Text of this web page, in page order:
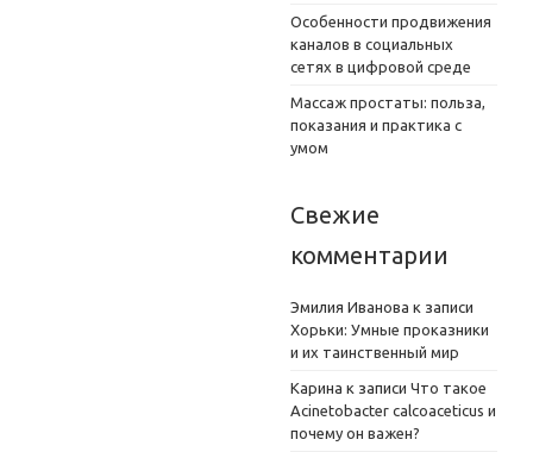
Особенности продвижения
каналов в социальных
сетях в цифровой среде
Массаж простаты: польза,
показания и практика с
умом
Свежие
комментарии
Эмилия Иванова к записи
Хорьки: Умные проказники
и их таинственный мир
Карина к записи Что такое
Acinetobacter calcoaceticus и
почему он важен?